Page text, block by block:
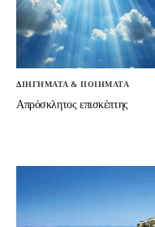
ΔΙΗΓΗΜΑΤΑ & ΠΟΙΗΜΑΤΑ
Απρόσκλητος επισκέπτης